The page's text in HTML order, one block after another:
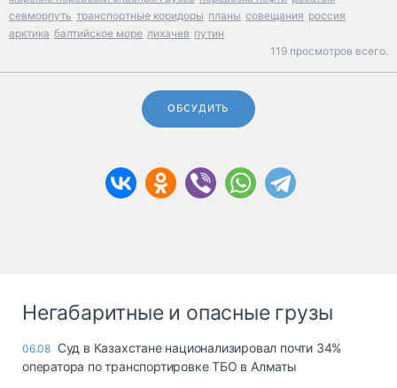
севморпуть транспортные коридоры планы совещания россия
арктика балтийское море лихачев путин
119 просмотров всего.
ОБСУДИТЬ
Негабаритные и опасные грузы
06.08 Суд в Казахстане национализировал почти 34%
оператора по транспортировке ТБО в Алматы